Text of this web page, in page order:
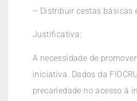
– Distribuir cestas básicas
Justificativa:
A necessidade de
iniciativa. Dados da
precariedade no acesso à